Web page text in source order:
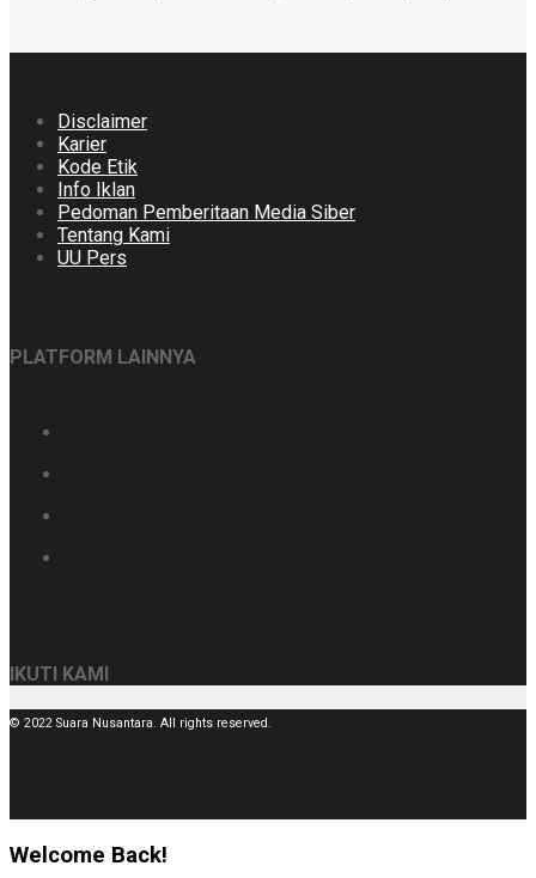
Disclaimer
Karier
Kode Etik
Info Iklan
Pedoman Pemberitaan Media Siber
Tentang Kami
UU Pers
PLATFORM LAINNYA
IKUTI KAMI
© 2022 Suara Nusantara. All rights reserved.
Welcome Back!